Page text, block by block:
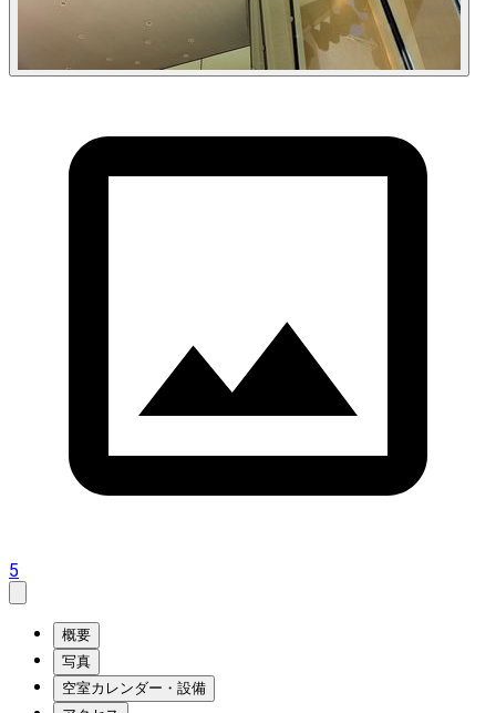
5
概要
写真
空室カレンダー・設備